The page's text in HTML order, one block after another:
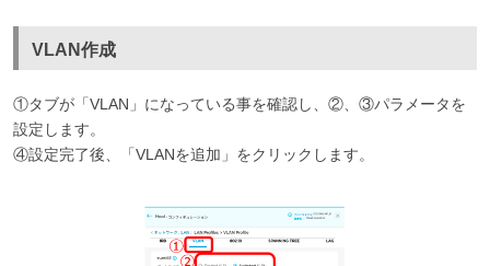
VLAN作成
①タブが「VLAN」になっている事を確認し、②、③パラメータを
設定します。
④設定完了後、「VLANを追加」をクリックします。